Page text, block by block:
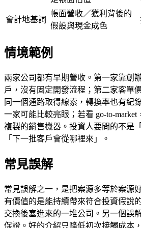
會計地基詞
帳面營收／獲利背後的
假設與現金成色
情境範例
兩家公司都有早期營收。第一家靠創
戶，沒有固定開發流程；第二家客單
同一個通路取得線索，轉換率也有紀
一家可能比較亮眼；若看 go-to-
複製的銷售機器。投資人要問的不是
「下一批客戶會從哪裡來」。
常見誤解
常見誤解之一，是把案源多等於案源
有價值的是能持續帶來符合投資假說
交換後塞進來的一堆公司。另一個誤
保證。好的介紹只降低初次接觸成本